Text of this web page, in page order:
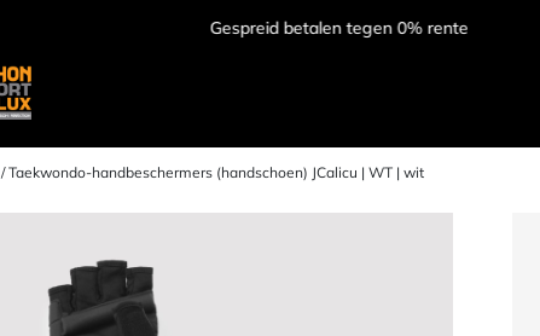
/ Taekwondo-handbeschermers (handschoen) JCalicu | WT | wit